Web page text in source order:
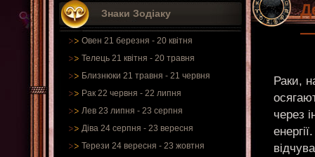
Знаки Зодіаку
Овен 21 березня - 20 квітня
Телець 21 квітня - 20 травня
Близнюки 21 травня - 21 червня
Рак 22 червня - 22 липня
Лев 23 липня - 23 серпня
Діва 24 серпня - 23 вересня
Терези 24 вересня - 23 жовтня
—
Раки,
через